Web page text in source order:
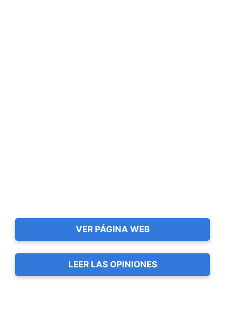
VER PÁGINA WEB
LEER LAS OPINIONES